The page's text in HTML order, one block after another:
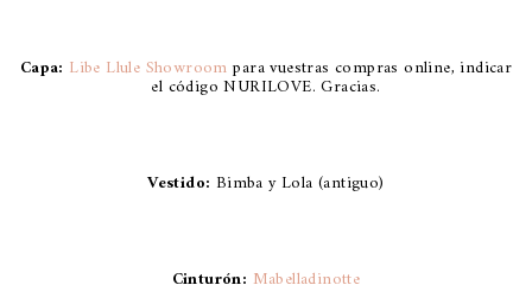
Capa: Libe Llule Showroom para vuestras compras online, indicar
el código NURILOVE. Gracias.
Vestido: Bimba y Lola (antiguo)
Cinturón: Mabelladinotte